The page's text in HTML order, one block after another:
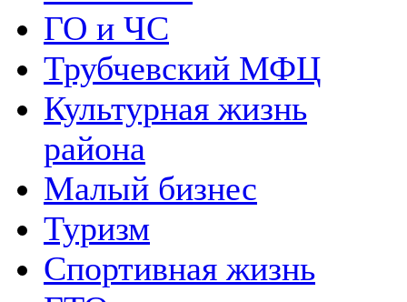
ГО и ЧС
Трубчевский МФЦ
Культурная жизнь
района
Малый бизнес
Туризм
Спортивная жизнь